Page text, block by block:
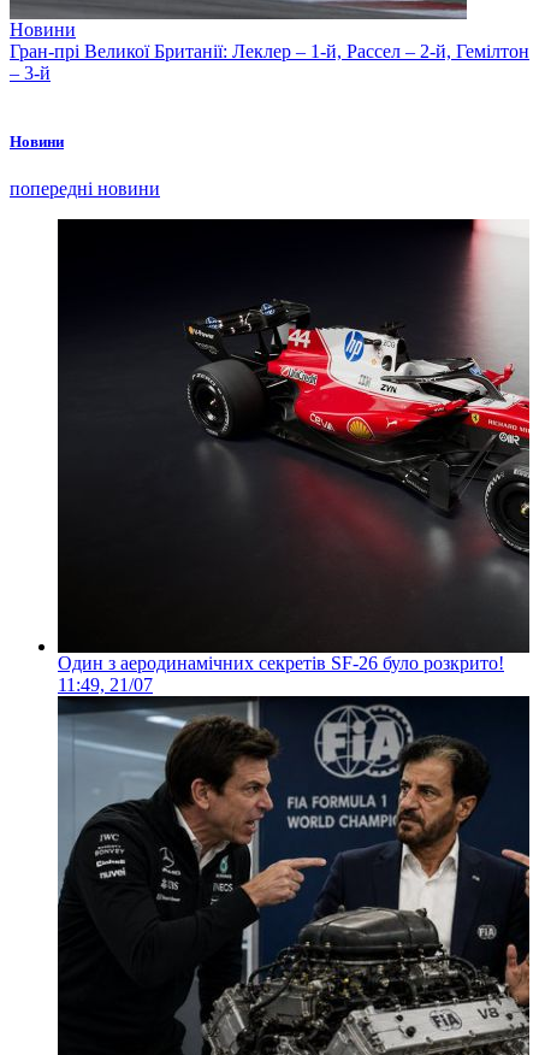
Новини
Гран-прі Великої Британії: Леклер – 1-й, Рассел – 2-й, Гемілтон
– 3-й
Новини
попередні новини
Один з аеродинамічних секретів SF-26 було розкрито!
11:49, 21/07